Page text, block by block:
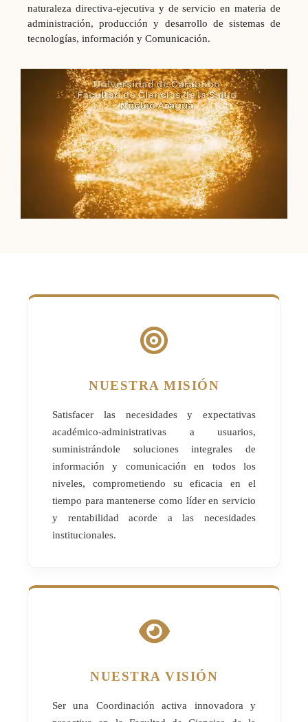
naturaleza directiva-ejecutiva y de servicio en materia de
administración, producción y desarrollo de sistemas de
tecnologías, información y Comunicación.
NUESTRA MISIÓN
Satisfacer las necesidades y expectativas
académico-administrativas a usuarios,
suministrándole soluciones integrales de
información y comunicación en todos los
niveles, comprometiendo su eficacia en el
tiempo para mantenerse como líder en servicio
y rentabilidad acorde a las necesidades
institucionales.
NUESTRA VISIÓN
Ser una Coordinación activa innovadora y